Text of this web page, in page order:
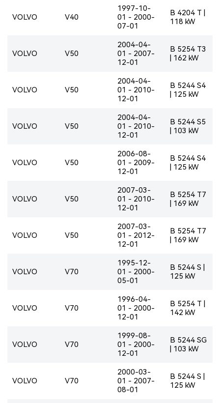
VOLVO V40
1997-10-
01 - 2000-
07-01
B 4204 T |
118 kW
VOLVO V50
2004-04-
01 - 2007-
12-01
B 5254 T3
| 162 kW
VOLVO V50
2004-04-
01 - 2010-
12-01
B 5244 S4
| 125 kW
VOLVO V50
2004-04-
01 - 2010-
12-01
B 5244 S5
| 103 kW
VOLVO V50
2006-08-
01 - 2009-
12-01
B 5244 S4
| 125 kW
VOLVO V50
2007-03-
01 - 2010-
12-01
B 5254 T7
| 169 kW
VOLVO V50
2007-03-
01 - 2012-
12-01
B 5254 T7
| 169 kW
VOLVO V70
1995-12-
01 - 2000-
05-01
B 5244 S |
125 kW
VOLVO V70
1996-04-
01 - 2000-
12-01
B 5254 T |
142 kW
VOLVO V70
1999-08-
01 - 2000-
12-01
B 5244 SG
| 103 kW
VOLVO V70
2000-03-
01 - 2007-
08-01
B 5244 S |
125 kW